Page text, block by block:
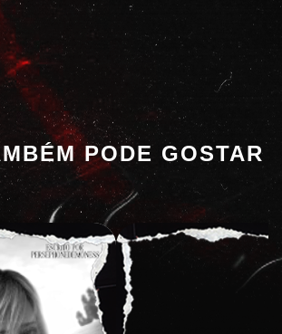
PODE GOSTAR